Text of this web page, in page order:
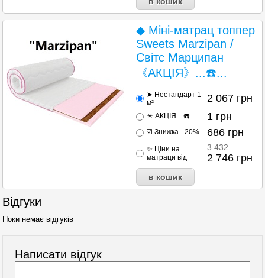
◆ Міні-матрац топпер
Sweets Marzipan /
Світс Марципан
《АКЦІЯ》...☎️...
➤ Нестандарт 1
м²
2 067 грн
✴️ АКЦІЯ ...☎️... 1 грн
☑️ Знижка - 20% 686 грн
✨ Ціни на
матраци від
3 432
2 746 грн
Відгуки
Поки немає відгуків
Написати відгук